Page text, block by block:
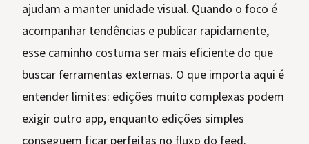
ajudam a manter unidade visual. Quando o foco é
acompanhar tendências e publicar rapidamente,
esse caminho costuma ser mais eficiente do que
buscar ferramentas externas. O que importa aqui é
entender limites: edições muito complexas podem
exigir outro app, enquanto edições simples